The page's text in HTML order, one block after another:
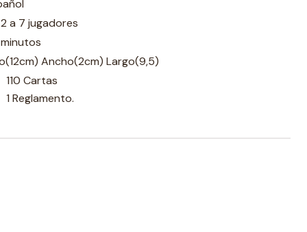
a 7 jugadores
Ancho(2cm) Largo(9,5)
110 Cartas
1 Reglamento.